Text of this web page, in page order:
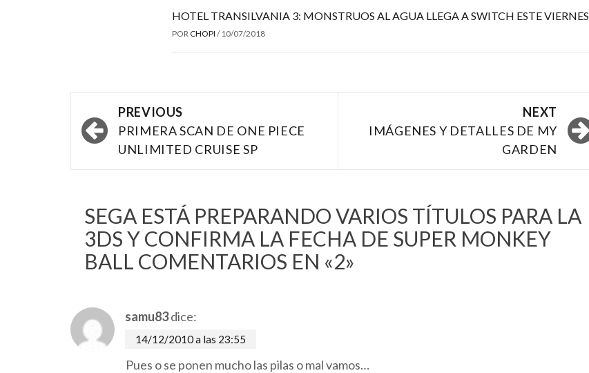
HOTEL TRANSILVANIA 3: MONSTRUOS AL AGUA LLEGA A SWITCH ESTE VIERNES
POR CHOPI / 10/07/2018
navigation
PREVIOUS
PRIMERA SCAN DE ONE PIECE
UNLIMITED CRUISE SP
NEXT
IMÁGENES Y DETALLES DE MY
GARDEN
SEGA ESTÁ PREPARANDO VARIOS TÍTULOS PARA LA
3DS Y CONFIRMA LA FECHA DE SUPER MONKEY
BALL COMENTARIOS EN «2»
samu83dice:
14/12/2010 a las 23:55
Pues o se ponen mucho las pilas o mal vamos…